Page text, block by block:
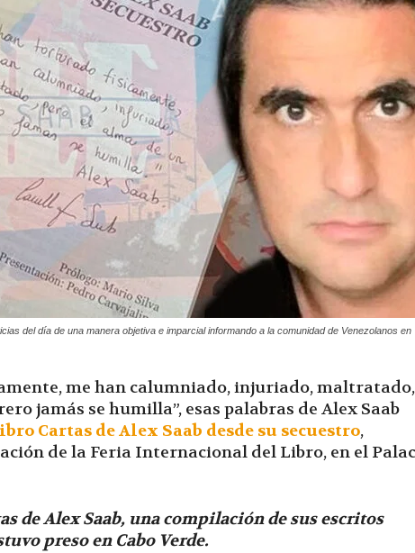
Hora
del día de una manera objetiva e imparcial informando a la comunidad de Venezolanos en
me han calumniado, injuriado, maltratado,
jamás se humilla”, esas palabras de Alex Saab
Cartas de Alex Saab desde su secuestro,
de la Feria Internacional del Libro, en el
de Alex Saab, una compilación de sus escritos
preso en Cabo Verde.